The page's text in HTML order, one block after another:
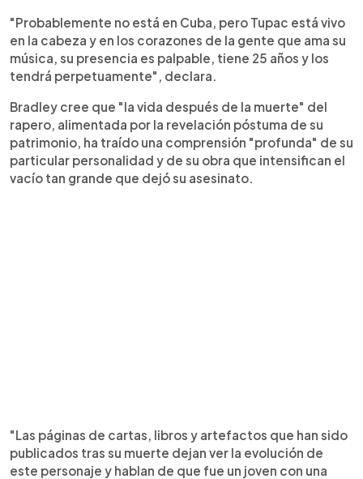
"Probablemente no está en Cuba, pero Tupac está vivo
en la cabeza y en los corazones de la gente que ama su
música, su presencia es palpable, tiene 25 años y los
tendrá perpetuamente", declara.
Bradley cree que "la vida después de la muerte" del
rapero, alimentada por la revelación póstuma de su
patrimonio, ha traído una comprensión "profunda" de su
particular personalidad y de su obra que intensifican el
vacío tan grande que dejó su asesinato.
"Las páginas de cartas, libros y artefactos que han sido
publicados tras su muerte dejan ver la evolución de
este personaje y hablan de que fue un joven con una